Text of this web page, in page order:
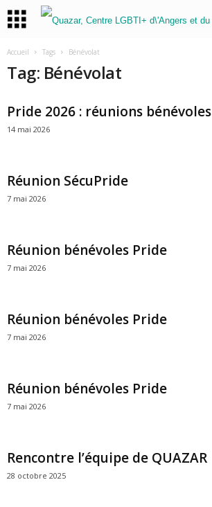
Accueil Tags Bénévolat
Tag: Bénévolat
Pride 2026 : réunions bénévoles
14 mai 2026
Réunion SécuPride
7 mai 2026
Réunion bénévoles Pride
7 mai 2026
Réunion bénévoles Pride
7 mai 2026
Réunion bénévoles Pride
7 mai 2026
Rencontre l’équipe de QUAZAR
28 octobre 2025